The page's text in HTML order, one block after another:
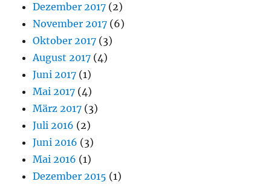
Dezember 2017 (2)
November 2017 (6)
Oktober 2017 (3)
August 2017 (4)
Juni 2017 (1)
Mai 2017 (4)
März 2017 (3)
Juli 2016 (2)
Juni 2016 (3)
Mai 2016 (1)
Dezember 2015 (1)